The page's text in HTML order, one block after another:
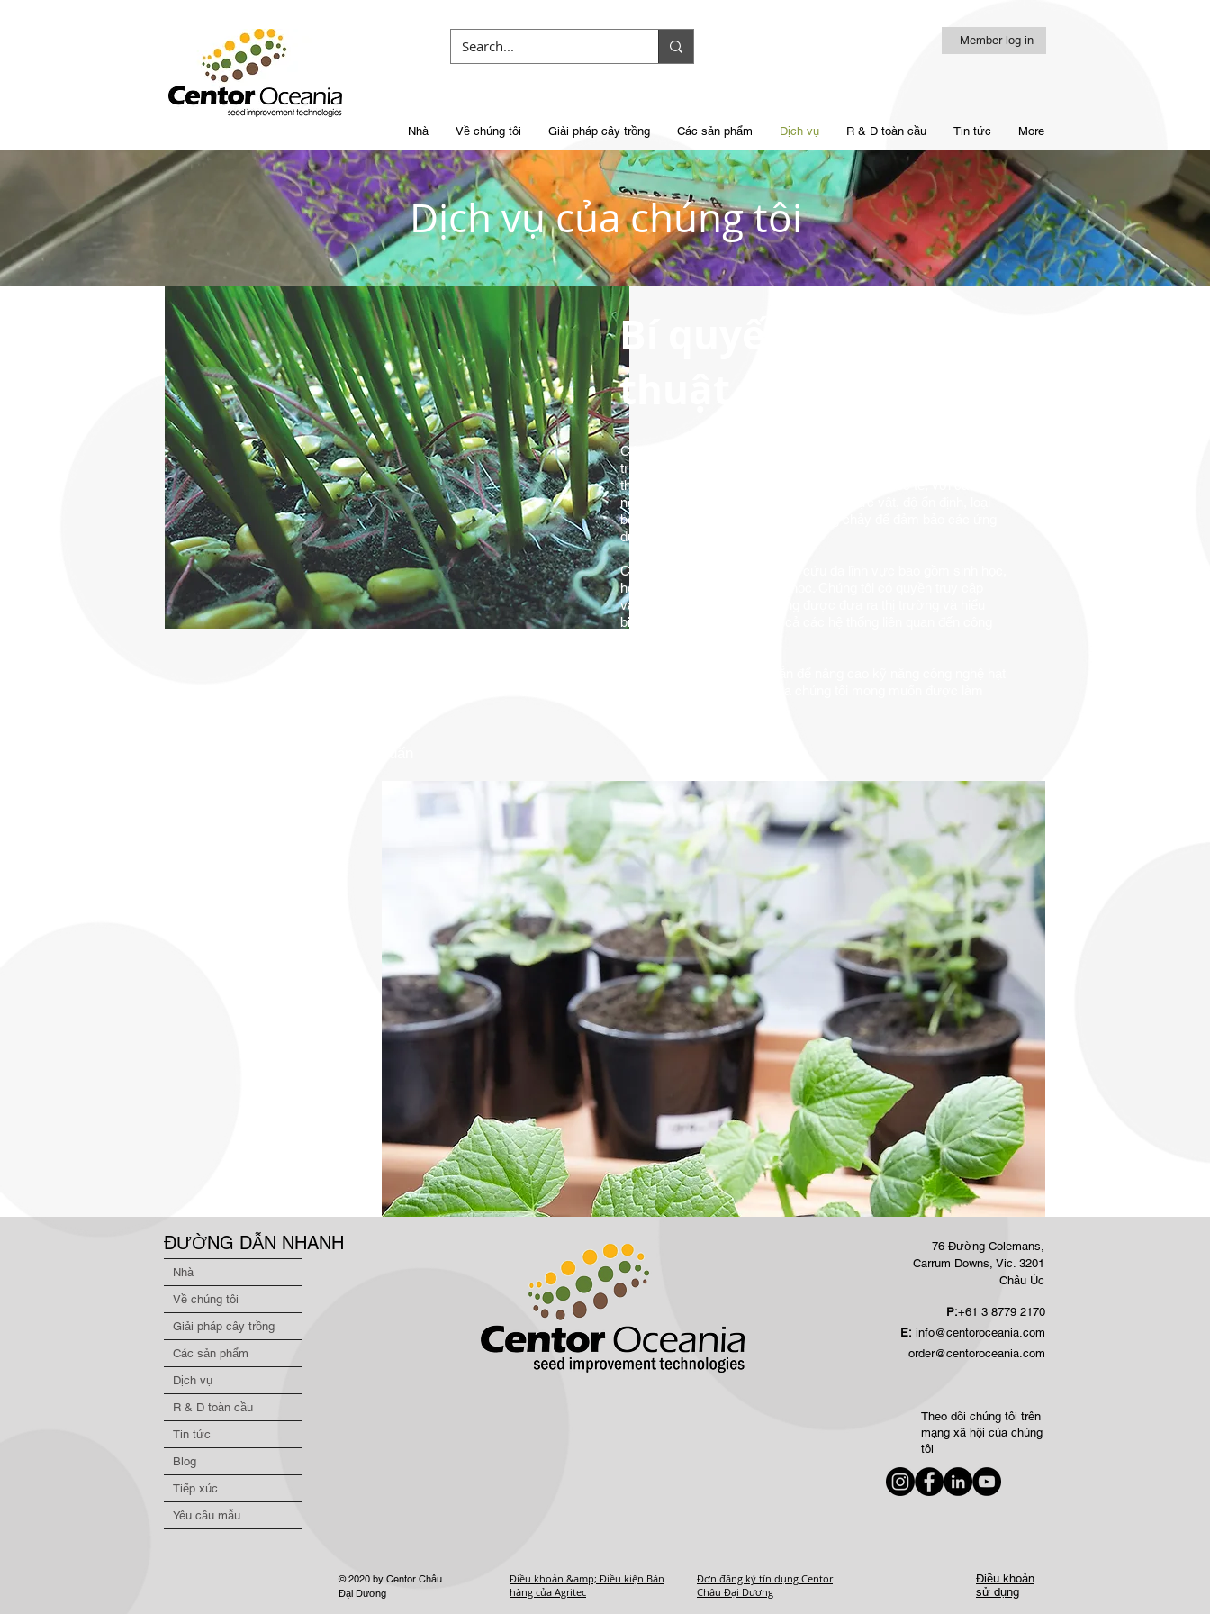
Member log in
Nhà Về chúng tôi Giải pháp cây trồng Các sản phẩm Dịch vụ R & D toàn cầu Tin tức More
Bí quyết kỹ
thuật
Các chương trình R&amp;D của chúng tôi tập trung vào việc phát
triển sản phẩm ngay từ đầu, sử dụng thiết bị, công nghệ và kiến
thức chuyên biệt để đáp ứng các tiêu chuẩn quốc tế, với các thử
nghiệm nghiêm ngặt bao gồm độc tính thực vật, độ ổn định, loại
bỏ bụi, khả năng hòa tan và khả năng chảy để đảm bảo các ứng
dụng thành công.
Chúng tôi có một nhóm nghiên cứu đa lĩnh vực bao gồm sinh học,
hóa học, vật lý và vi sinh vật học. Chúng tôi có quyền truy cập
vào các vật liệu mới khi chúng được đưa ra thị trường và hiểu
biết về tính thực tiễn của tất cả các hệ thống liên quan đến công
Dịch vụ của chúng tôi
ĐƯỜNG DẪN NHANH
Nhà
Về chúng tôi
Giải pháp cây trồng
Các sản phẩm
Dịch vụ
R & D toàn cầu
Tin tức
Blog
Tiếp xúc
Yêu cầu mẫu
© 2020 by Centor Châu
Đại Dương
76 Đường Colemans,
Carrum Downs, Vic. 3201
Châu Úc
P:+61 3 8779 2170
E: info@centoroceania.com
order@centoroceania.com
Theo dõi chúng tôi trên
mạng xã hội của chúng
tôi
Điều khoản &amp; Điều kiện Bán
hàng của Agritec
Đơn đăng ký tín dụng Centor
Châu Đại Dương
Điều khoản
sử dụng